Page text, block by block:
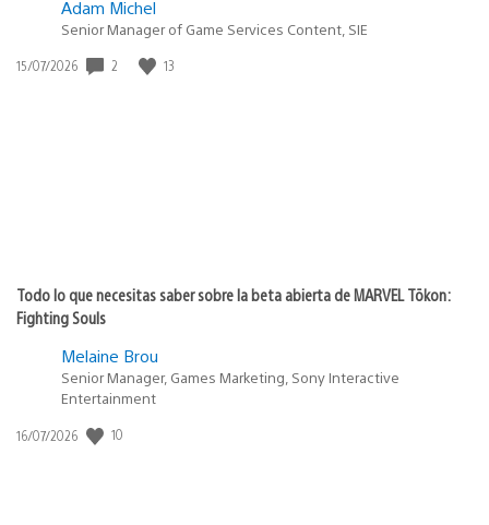
Adam Michel
Senior Manager of Game Services Content, SIE
Fecha
15/07/2026 2 13
Todo lo que necesitas saber sobre la beta abierta de MARVEL Tōkon:
Fighting Souls
Melaine Brou
Senior Manager, Games Marketing, Sony Interactive
Entertainment
Fecha
16/07/2026 10